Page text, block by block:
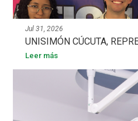
Jul 31, 2026
UNISIMÓN CÚCUTA,
Leer más